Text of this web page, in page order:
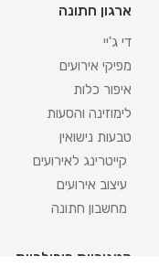
ארגון חתונה
די ג'יי
מפיקי אירועים
איפור כלות
לימוזינה והסעות
טבעות נישואין
קייטרינג לאירועים
עיצוב אירועים
מחשבון חתונה
קטגוריות פופולריות